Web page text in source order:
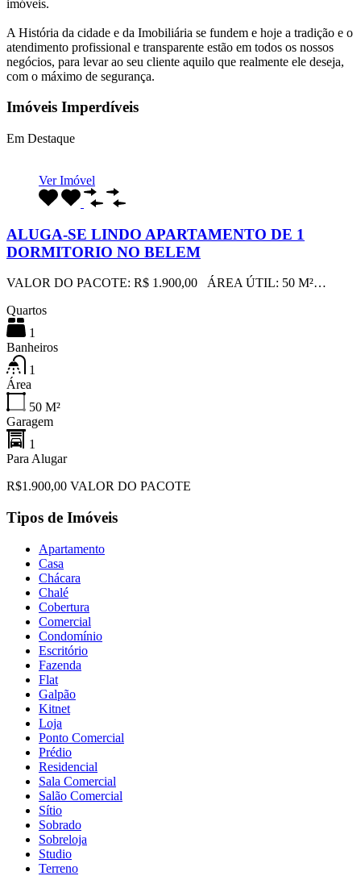
imóveis.
A História da cidade e da Imobiliária se fundem e hoje a tradição e o
atendimento profissional e transparente estão em todos os nossos
negócios, para levar ao seu cliente aquilo que realmente ele deseja,
com o máximo de segurança.
Imóveis Imperdíveis
Em Destaque
Ver Imóvel
ALUGA-SE LINDO APARTAMENTO DE 1
DORMITORIO NO BELEM
VALOR DO PACOTE: R$ 1.900,00 ÁREA ÚTIL: 50 M²…
Quartos
1
Banheiros
1
Área
50 M²
Garagem
1
Para Alugar
R$1.900,00 VALOR DO PACOTE
Tipos de Imóveis
Apartamento
Casa
Chácara
Chalé
Cobertura
Comercial
Condomínio
Escritório
Fazenda
Flat
Galpão
Kitnet
Loja
Ponto Comercial
Prédio
Residencial
Sala Comercial
Salão Comercial
Sítio
Sobrado
Sobreloja
Studio
Terreno